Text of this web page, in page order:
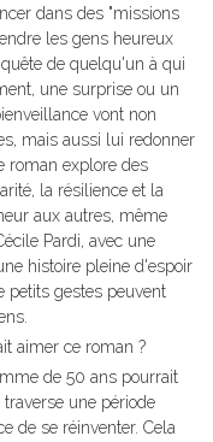
dans des "missions
les gens heureux
de quelqu'un à qui
une surprise ou un
vont non
mais aussi lui redonner
roman explore des
la résilience et la
aux autres, même
Pardi, avec une
histoire pleine d'espoir
petits gestes peuvent
aimer ce roman ?
de 50 ans pourrait
une période
de se réinventer. Cela